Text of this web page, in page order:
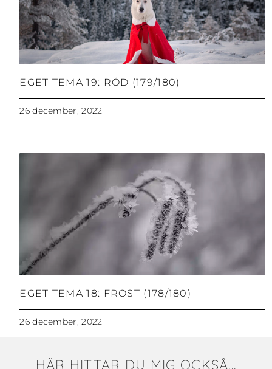
EGET TEMA 19: RÖD (179/180)
26 december, 2022
EGET TEMA 18: FROST (178/180)
26 december, 2022
HÄR HITTAR DU MIG OCKSÅ...